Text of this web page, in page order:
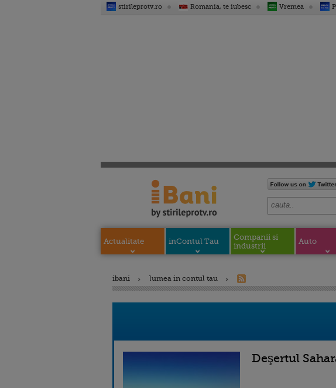
stirileprotv.ro Romania, te iubesc Vremea
Actualitate inContul Tau
Companii si
industrii
Auto
ibani lumea in contul tau
Deşertul